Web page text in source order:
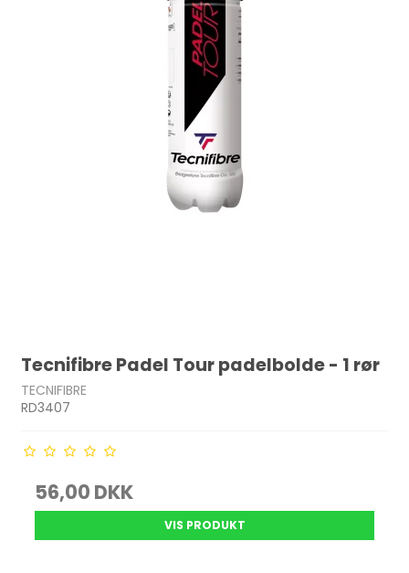
Tecnifibre Padel Tour padelbolde - 1 rør
TECNIFIBRE
RD3407
56,00 DKK
VIS PRODUKT